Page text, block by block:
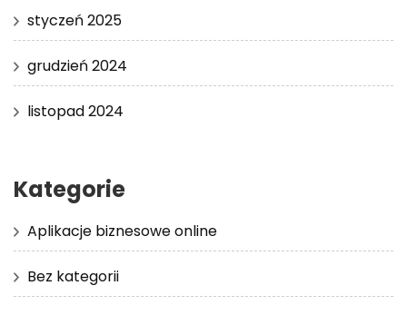
styczeń 2025
grudzień 2024
listopad 2024
Kategorie
Aplikacje biznesowe online
Bez kategorii